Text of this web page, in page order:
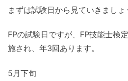
まずは試験日から見ていきましょ
FPの試験日ですが、 FP技能士検
施され、年3回あります。
5月下旬